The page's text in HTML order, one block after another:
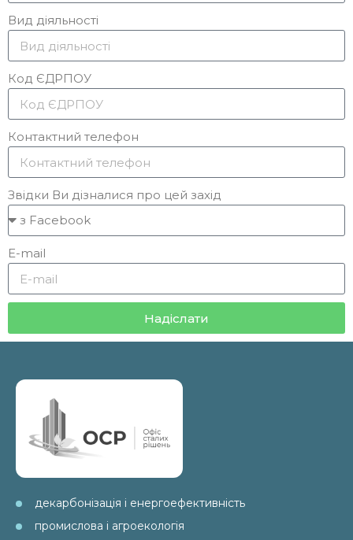
Вид діяльності
Код ЄДРПОУ
Контактний телефон
Звідки Ви дізналися про цей захід
E-mail
Надіслати
декарбонізація і енергоефективність
промислова і агроекологія